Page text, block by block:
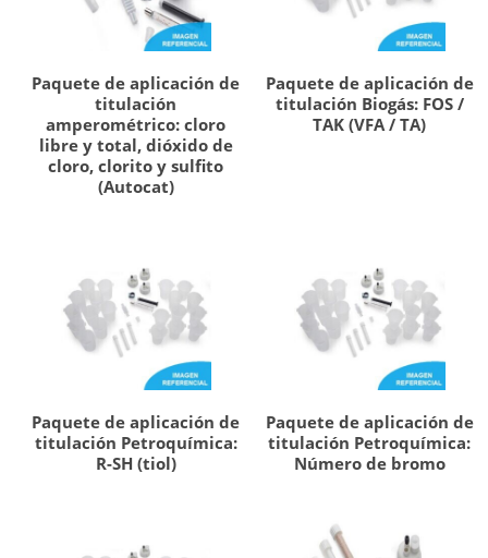
Paquete de aplicación de
titulación
amperométrico: cloro
libre y total, dióxido de
cloro, clorito y sulfito
(Autocat)
Paquete de aplicación de
titulación Biogás: FOS /
TAK (VFA / TA)
Paquete de aplicación de
titulación Petroquímica:
R-SH (tiol)
Paquete de aplicación de
titulación Petroquímica:
Número de bromo